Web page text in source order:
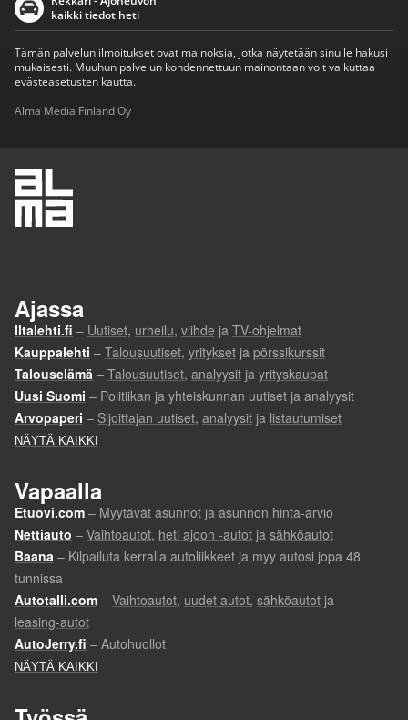
kaikki tiedot heti
Tämän palvelun ilmoitukset ovat mainoksia, jotka näytetään sinulle hakusi
mukaisesti. Muuhun palvelun kohdennettuun mainontaan voit vaikuttaa
evästeasetusten kautta.
Alma Media Finland Oy